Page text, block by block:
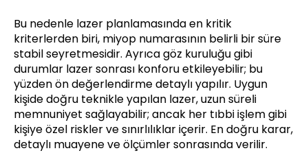
Bu nedenle lazer planlamasında en kritik
kriterlerden biri, miyop numarasının belirli bir süre
stabil seyretmesidir. Ayrıca göz kuruluğu gibi
durumlar lazer sonrası konforu etkileyebilir; bu
yüzden ön değerlendirme detaylı yapılır. Uygun
kişide doğru teknikle yapılan lazer, uzun süreli
memnuniyet sağlayabilir; ancak her tıbbi işlem gibi
kişiye özel riskler ve sınırlılıklar içerir. En doğru karar,
detaylı muayene ve ölçümler sonrasında verilir.